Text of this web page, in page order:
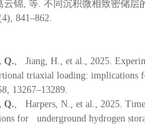
云锦, 等. 不同沉积微相致密储层
841–862.
Q., Jiang, H., et al., 2025.
triaxial loading: implications
13267–13289.
Q., Harpers, N., et al., 2025.
for underground hydrogen